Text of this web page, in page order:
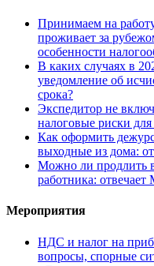
Принимаем на
проживает за
особенности
В каких случаях в
уведомление об
срока?
Экспедитор не
налоговые риски для
Как оформить
выходные из дома:
Можно ли продлить
работника: отвечает
Мероприятия
НДС и налог на
вопросы, спорные